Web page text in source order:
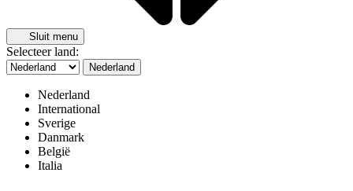
Sluit menu
Selecteer land:
Nederland
Nederland
International
Sverige
Danmark
België
Italia